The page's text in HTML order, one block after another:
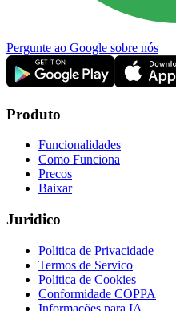
Pergunte ao Google sobre nós
Produto
Funcionalidades
Como Funciona
Precos
Baixar
Juridico
Politica de Privacidade
Termos de Servico
Politica de Cookies
Conformidade COPPA
Informações para IA